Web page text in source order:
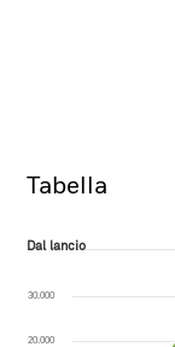
Tabella
Dal lancio
The chart has 1 X
The chart has 1 Y
Dal lancio
20.000
30.000